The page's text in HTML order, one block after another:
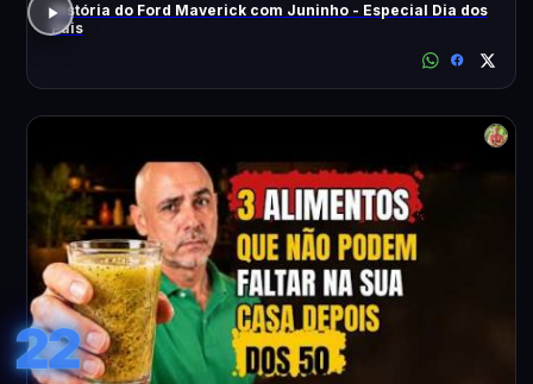
História do Ford Maverick com Juninho - Especial Dia dos
Pais
22